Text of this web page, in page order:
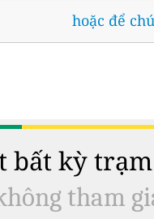
hoặc để
bất kỳ
tham